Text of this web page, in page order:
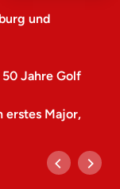
und
50 Jahre Golf
erstes Major,